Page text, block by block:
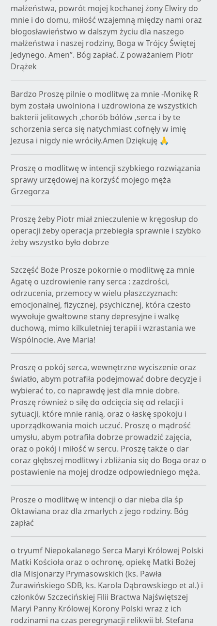
małżeństwa, powrót mojej kochanej żony Elwiry do
mnie i do domu, miłość wzajemną między nami oraz
błogosławieństwo w dalszym życiu dla naszego
małżeństwa i naszej rodziny, Boga w Trójcy Świętej
Jedynego. Amen”. Bóg zapłać. Z poważaniem Piotr
Drążek
Bardzo Proszę pilnie o modlitwę za mnie -Monikę R
bym została uwolniona i uzdrowiona ze wszystkich
bakterii jelitowych ,chorób bólów ,serca i by te
schorzenia serca się natychmiast cofnęły w imię
Jezusa i nigdy nie wróciły.Amen Dziękuję 🙏
Proszę o modlitwę w intencji szybkiego rozwiązania
sprawy urzędowej na korzyść mojego męża
Grzegorza
Proszę żeby Piotr miał znieczulenie w kręgosłup do
operacji żeby operacja przebiegła sprawnie i szybko
żeby wszystko było dobrze
Szczęść Boże Prosze pokornie o modlitwę za mnie
Agatę o uzdrowienie rany serca : zazdrości,
odrzucenia, przemocy w wielu płaszczyznach:
emocjonalnej, fizycznej, psychicznej, która czesto
wywołuje gwałtowne stany depresyjne i walkę
duchową, mimo kilkuletniej terapii i wzrastania we
Wspólnocie. Ave Maria!
Proszę o pokój serca, wewnętrzne wyciszenie oraz
światło, abym potrafiła podejmować dobre decyzje i
wybierać to, co naprawdę jest dla mnie dobre.
Proszę również o siłę do odcięcia się od relacji i
sytuacji, które mnie ranią, oraz o łaskę spokoju i
uporządkowania moich uczuć. Proszę o mądrość
umysłu, abym potrafiła dobrze prowadzić zajęcia,
oraz o pokój i miłość w sercu. Proszę także o dar
coraz głębszej modlitwy i zbliżania się do Boga oraz o
postawienie na mojej drodze odpowiedniego męża.
Prosze o modlitwę w intencji o dar nieba dla śp
Oktawiana oraz dla zmarłych z jego rodziny. Bóg
zapłać
o tryumf Niepokalanego Serca Maryi Królowej Polski
Matki Kościoła oraz o ochronę, opiekę Matki Bożej
dla Misjonarzy Prymasowskich (ks. Pawła
Żurawińskiego SDB, ks. Karola Dąbrowskiego et al.) i
członków Szczecińskiej Filii Bractwa Najświętszej
Maryi Panny Królowej Korony Polski wraz z ich
rodzinami na czas peregrynacji relikwii bł. Stefana